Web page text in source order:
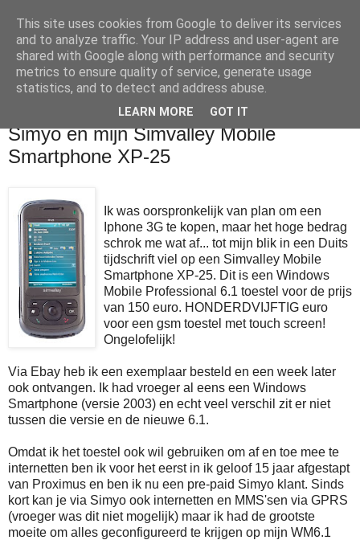
Wim's BLOG
Over gadgets, technologie en informatica
maandag 29 september 2008
Simyo en mijn Simvalley Mobile
Smartphone XP-25
Ik was oorspronkelijk van plan om een
Iphone 3G te kopen, maar het hoge bedrag
schrok me wat af... tot mijn blik in een Duits
tijdschrift viel op een Simvalley Mobile
Smartphone XP-25. Dit is een Windows
Mobile Professional 6.1 toestel voor de prijs
van 150 euro. HONDERDVIJFTIG euro
voor een gsm toestel met touch screen!
Ongelofelijk!
Via Ebay heb ik een exemplaar besteld en een week later
ook ontvangen. Ik had vroeger al eens een Windows
Smartphone (versie 2003) en echt veel verschil zit er niet
tussen die versie en de nieuwe 6.1.
Omdat ik het toestel ook wil gebruiken om af en toe mee te
internetten ben ik voor het eerst in ik geloof 15 jaar afgestapt
van Proximus en ben ik nu een pre-paid Simyo klant. Sinds
kort kan je via Simyo ook internetten en MMS'sen via GPRS
(vroeger was dit niet mogelijk) maar ik had de grootste
moeite om alles geconfigureerd te krijgen op mijn WM6.1
This site uses cookies from Google to deliver its services
and to analyze traffic. Your IP address and user-agent are
shared with Google along with performance and security
metrics to ensure quality of service, generate usage
statistics, and to detect and address abuse.
LEARN MORE GOT IT